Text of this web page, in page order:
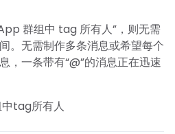
群组中 tag 所有人”，则无需
。无需制作多条消息或希望每个
，一条带有“@”的消息正在迅速